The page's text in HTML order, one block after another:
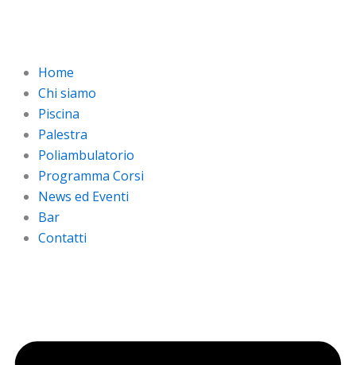
Home
Chi siamo
Piscina
Palestra
Poliambulatorio
Programma Corsi
News ed Eventi
Bar
Contatti